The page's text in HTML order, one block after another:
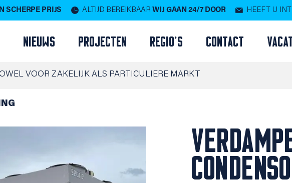
SCHERPE PRIJS ALTIJD BEREIKBAARWIJ GAAN 24/7 DOOR HEEFT U
NIEUWS PROJECTEN REGIO'S CONTACT
VOOR ZAKELIJK ALS PARTICULIERE MARKT